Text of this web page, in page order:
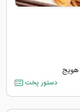
هویج
دستور پخت